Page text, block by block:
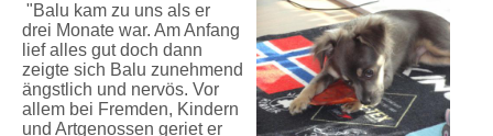
"Balu kam zu uns als er
drei Monate war. Am Anfang
lief alles gut doch dann
zeigte sich Balu zunehmend
ängstlich und nervös. Vor
allem bei Fremden, Kindern
und Artgenossen geriet er